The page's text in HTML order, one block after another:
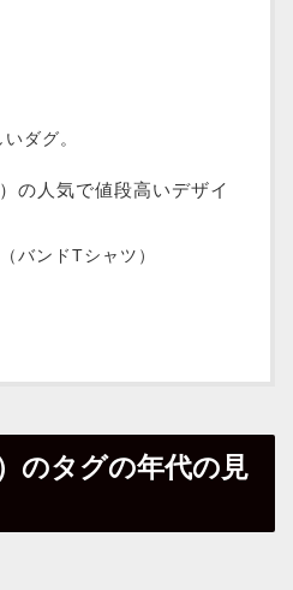
ダグ。
の人気で値段高いデザイ
バンドTシャツ）
のタグの年代の見